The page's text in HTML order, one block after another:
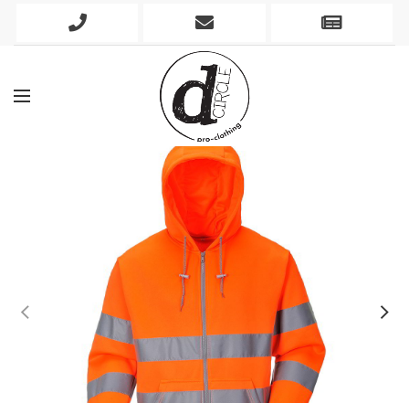
Phone
Mobile